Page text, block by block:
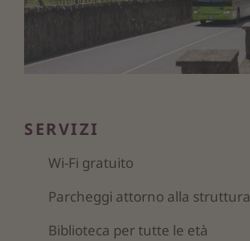
SERVIZI
Wi-Fi gratuito
Parcheggi attorno alla struttura
Biblioteca per tutte le età